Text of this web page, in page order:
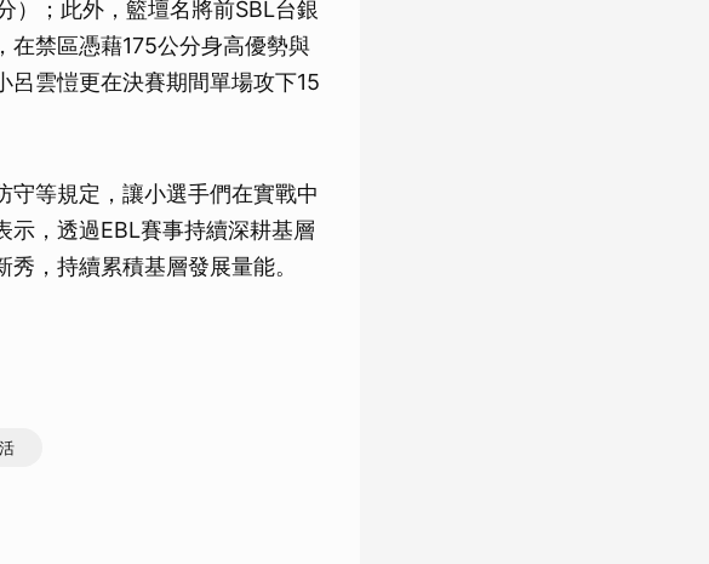
）；此外，籃壇名將前SBL台銀
在禁區憑藉175公分身高優勢與
呂雲愷更在決賽期間單場攻下15
守等規定，讓小選手們在實戰中
示，透過EBL賽事持續深耕基層
，持續累積基層發展量能。